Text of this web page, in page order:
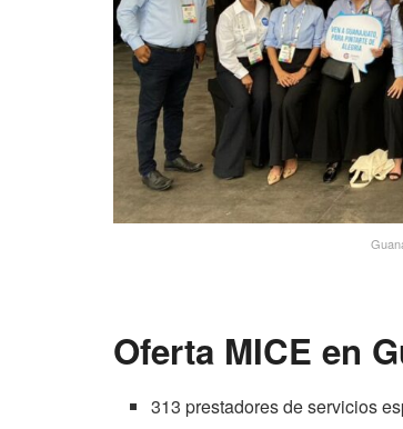
Oferta MICE en
313 prestadores de servicios